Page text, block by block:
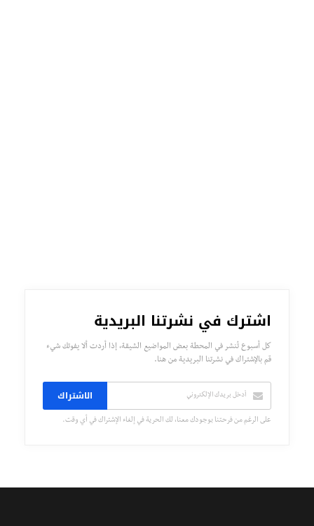
اشترك في نشرتنا البريدية
كل أسبوع تُنشر في المحطة بعض المواضيع الشيقة، إذا أردت ألا يفوتك شيء
قم بالإشتراك في نشرتنا البريدية من هنا.
الاشتراك
على الرغم من فرحتنا بوجودك معنا، لك الحرية في إلغاء الإشتراك في أي وقت.